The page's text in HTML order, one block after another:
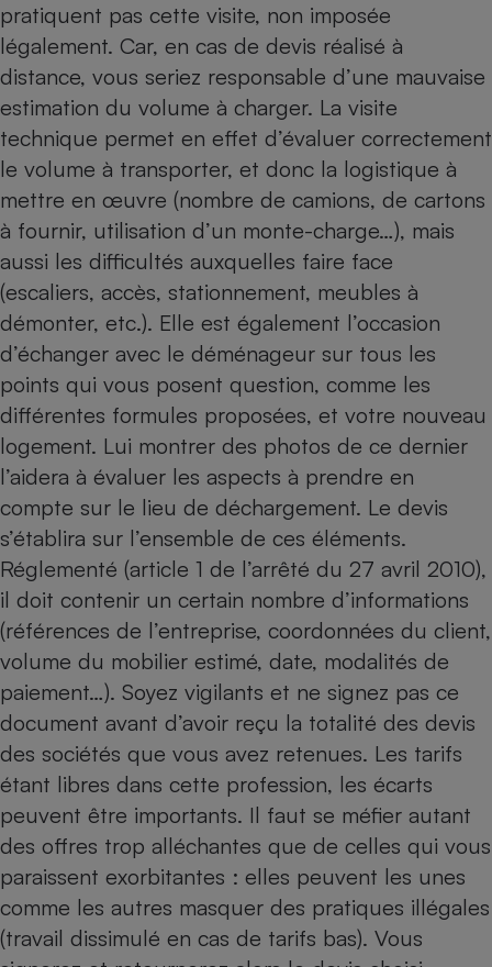
pratiquent pas cette visite, non imposée
légalement. Car, en cas de devis réalisé à
distance, vous seriez responsable d’une mauvaise
estimation du volume à charger. La visite
technique permet en effet d’évaluer correctement
le volume à transporter, et donc la logistique à
mettre en œuvre (nombre de camions, de cartons
à fournir, utilisation d’un monte-charge…), mais
aussi les difficultés auxquelles faire face
(escaliers, accès, stationnement, meubles à
démonter, etc.). Elle est également l’occasion
d’échanger avec le déménageur sur tous les
points qui vous posent question, comme les
différentes formules proposées, et votre nouveau
logement. Lui montrer des photos de ce dernier
l’aidera à évaluer les aspects à prendre en
compte sur le lieu de déchargement. Le devis
s’établira sur l’ensemble de ces éléments.
Réglementé (article 1 de l’arrêté du 27 avril 2010),
il doit contenir un certain nombre d’informations
(références de l’entreprise, coordonnées du client,
volume du mobilier estimé, date, modalités de
paiement…). Soyez vigilants et ne signez pas ce
document avant d’avoir reçu la totalité des devis
des sociétés que vous avez retenues. Les tarifs
étant libres dans cette profession, les écarts
peuvent être importants. Il faut se méfier autant
des offres trop alléchantes que de celles qui vous
paraissent exorbitantes : elles peuvent les unes
comme les autres masquer des pratiques illégales
(travail dissimulé en cas de tarifs bas). Vous